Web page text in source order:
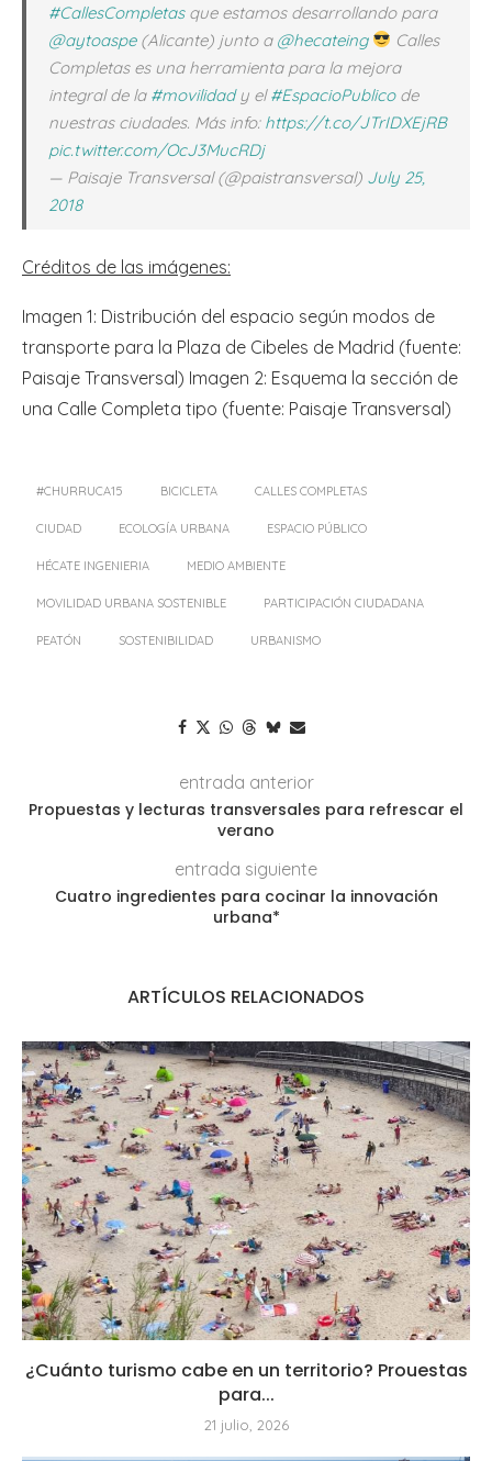
#CallesCompletasque estamos desarrollando para
@aytoaspe(Alicante) junto a @hecateing
Calles
Completas es una herramienta para la mejora
integral de la #movilidady el#EspacioPublicode
nuestras ciudades. Más info: https://t.co/JTrIDXEjRB
pic.twitter.com/OcJ3MucRDj
— Paisaje Transversal (@paistransversal) July 25,
2018
Créditos de las imágenes:
Imagen 1: Distribución del espacio según modos de
transporte para la Plaza de Cibeles de Madrid (fuente:
Paisaje Transversal) Imagen 2: Esquema la sección de
una Calle Completa tipo (fuente: Paisaje Transversal)
#CHURRUCA15 BICICLETA CALLES COMPLETAS
CIUDAD ECOLOGÍA URBANA ESPACIO PÚBLICO
HÉCATE INGENIERIA MEDIO AMBIENTE
MOVILIDAD URBANA SOSTENIBLE PARTICIPACIÓN CIUDADANA
PEATÓN SOSTENIBILIDAD URBANISMO
entrada anterior
Propuestas y lecturas transversales para refrescar el
verano
entrada siguiente
Cuatro ingredientes para cocinar la innovación
urbana*
ARTÍCULOS RELACIONADOS
¿Cuánto turismo cabe en un territorio? Prouestas
para...
21 julio, 2026